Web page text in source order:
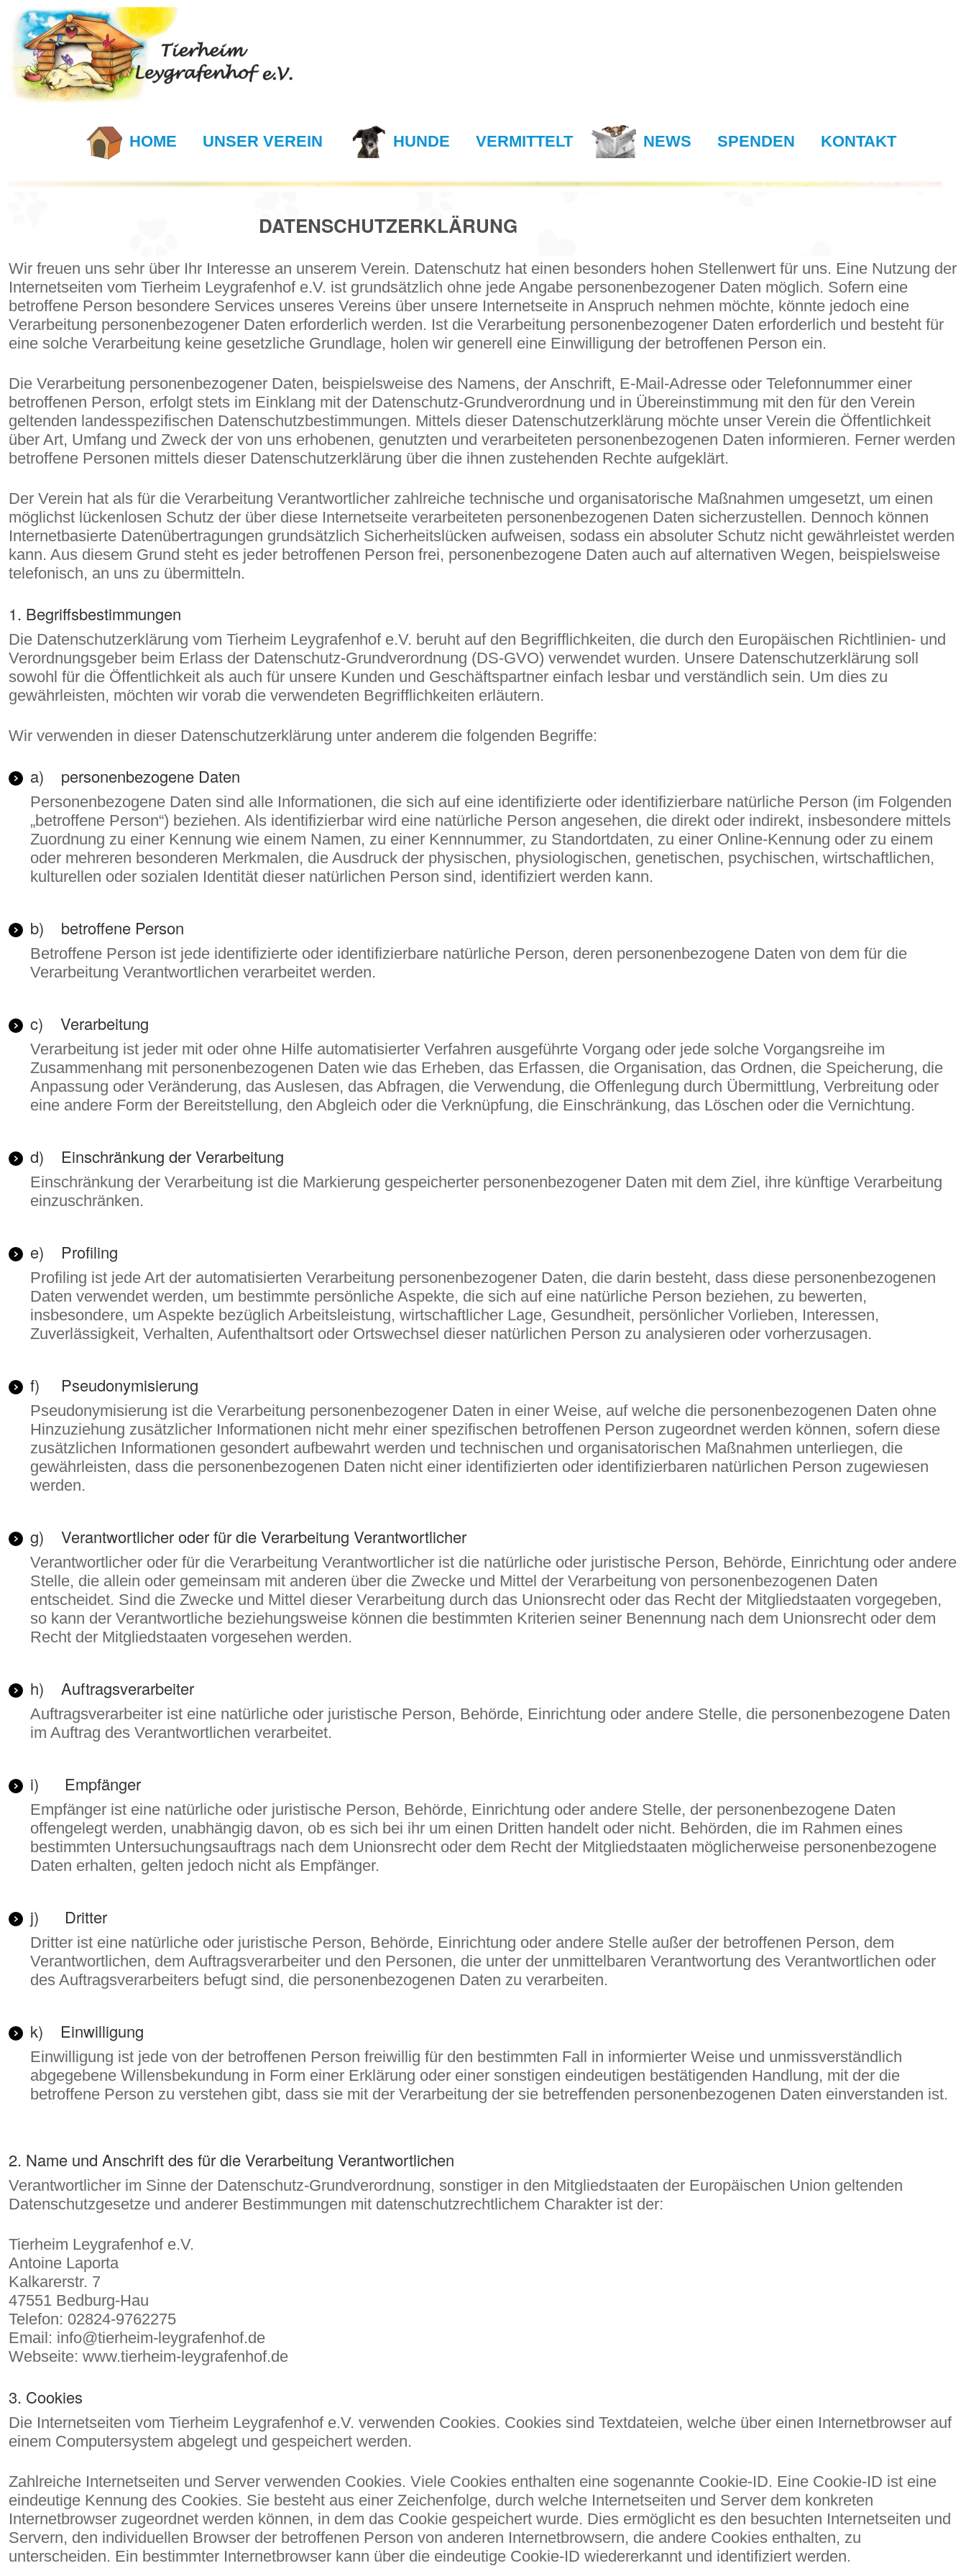
HOME UNSER VEREIN HUNDE VERMITTELT NEWS SPENDEN KONTAKT
DATENSCHUTZERKLÄRUNG
Wir freuen uns sehr über Ihr Interesse an unserem Verein. Datenschutz hat einen besonders hohen Stellenwert für uns. Eine Nutzung der
Internetseiten vom Tierheim Leygrafenhof e.V. ist grundsätzlich ohne jede Angabe personenbezogener Daten möglich. Sofern eine
betroffene Person besondere Services unseres Vereins über unsere Internetseite in Anspruch nehmen möchte, könnte jedoch eine
Verarbeitung personenbezogener Daten erforderlich werden. Ist die Verarbeitung personenbezogener Daten erforderlich und besteht für
eine solche Verarbeitung keine gesetzliche Grundlage, holen wir generell eine Einwilligung der betroffenen Person ein.
Die Verarbeitung personenbezogener Daten, beispielsweise des Namens, der Anschrift, E-Mail-Adresse oder Telefonnummer einer
betroffenen Person, erfolgt stets im Einklang mit der Datenschutz-Grundverordnung und in Übereinstimmung mit den für den Verein
geltenden landesspezifischen Datenschutzbestimmungen. Mittels dieser Datenschutzerklärung möchte unser Verein die Öffentlichkeit
über Art, Umfang und Zweck der von uns erhobenen, genutzten und verarbeiteten personenbezogenen Daten informieren. Ferner werden
betroffene Personen mittels dieser Datenschutzerklärung über die ihnen zustehenden Rechte aufgeklärt.
Der Verein hat als für die Verarbeitung Verantwortlicher zahlreiche technische und organisatorische Maßnahmen umgesetzt, um einen
möglichst lückenlosen Schutz der über diese Internetseite verarbeiteten personenbezogenen Daten sicherzustellen. Dennoch können
Internetbasierte Datenübertragungen grundsätzlich Sicherheitslücken aufweisen, sodass ein absoluter Schutz nicht gewährleistet werden
kann. Aus diesem Grund steht es jeder betroffenen Person frei, personenbezogene Daten auch auf alternativen Wegen, beispielsweise
telefonisch, an uns zu übermitteln.
1. Begriffsbestimmungen
Die Datenschutzerklärung vom Tierheim Leygrafenhof e.V. beruht auf den Begrifflichkeiten, die durch den Europäischen Richtlinien- und
Verordnungsgeber beim Erlass der Datenschutz-Grundverordnung (DS-GVO) verwendet wurden. Unsere Datenschutzerklärung soll
sowohl für die Öffentlichkeit als auch für unsere Kunden und Geschäftspartner einfach lesbar und verständlich sein. Um dies zu
gewährleisten, möchten wir vorab die verwendeten Begrifflichkeiten erläutern.
Wir verwenden in dieser Datenschutzerklärung unter anderem die folgenden Begriffe:
a) personenbezogene Daten
Personenbezogene Daten sind alle Informationen, die sich auf eine identifizierte oder identifizierbare natürliche Person (im Folgenden
„betroffene Person“) beziehen. Als identifizierbar wird eine natürliche Person angesehen, die direkt oder indirekt, insbesondere mittels
Zuordnung zu einer Kennung wie einem Namen, zu einer Kennnummer, zu Standortdaten, zu einer Online-Kennung oder zu einem
oder mehreren besonderen Merkmalen, die Ausdruck der physischen, physiologischen, genetischen, psychischen, wirtschaftlichen,
kulturellen oder sozialen Identität dieser natürlichen Person sind, identifiziert werden kann.
b) betroffene Person
Betroffene Person ist jede identifizierte oder identifizierbare natürliche Person, deren personenbezogene Daten von dem für die
Verarbeitung Verantwortlichen verarbeitet werden.
c) Verarbeitung
Verarbeitung ist jeder mit oder ohne Hilfe automatisierter Verfahren ausgeführte Vorgang oder jede solche Vorgangsreihe im
Zusammenhang mit personenbezogenen Daten wie das Erheben, das Erfassen, die Organisation, das Ordnen, die Speicherung, die
Anpassung oder Veränderung, das Auslesen, das Abfragen, die Verwendung, die Offenlegung durch Übermittlung, Verbreitung oder
eine andere Form der Bereitstellung, den Abgleich oder die Verknüpfung, die Einschränkung, das Löschen oder die Vernichtung.
d) Einschränkung der Verarbeitung
Einschränkung der Verarbeitung ist die Markierung gespeicherter personenbezogener Daten mit dem Ziel, ihre künftige Verarbeitung
einzuschränken.
e) Profiling
Profiling ist jede Art der automatisierten Verarbeitung personenbezogener Daten, die darin besteht, dass diese personenbezogenen
Daten verwendet werden, um bestimmte persönliche Aspekte, die sich auf eine natürliche Person beziehen, zu bewerten,
insbesondere, um Aspekte bezüglich Arbeitsleistung, wirtschaftlicher Lage, Gesundheit, persönlicher Vorlieben, Interessen,
Zuverlässigkeit, Verhalten, Aufenthaltsort oder Ortswechsel dieser natürlichen Person zu analysieren oder vorherzusagen.
f) Pseudonymisierung
Pseudonymisierung ist die Verarbeitung personenbezogener Daten in einer Weise, auf welche die personenbezogenen Daten ohne
Hinzuziehung zusätzlicher Informationen nicht mehr einer spezifischen betroffenen Person zugeordnet werden können, sofern diese
zusätzlichen Informationen gesondert aufbewahrt werden und technischen und organisatorischen Maßnahmen unterliegen, die
gewährleisten, dass die personenbezogenen Daten nicht einer identifizierten oder identifizierbaren natürlichen Person zugewiesen
werden.
g) Verantwortlicher oder für die Verarbeitung Verantwortlicher
Verantwortlicher oder für die Verarbeitung Verantwortlicher ist die natürliche oder juristische Person, Behörde, Einrichtung oder andere
Stelle, die allein oder gemeinsam mit anderen über die Zwecke und Mittel der Verarbeitung von personenbezogenen Daten
entscheidet. Sind die Zwecke und Mittel dieser Verarbeitung durch das Unionsrecht oder das Recht der Mitgliedstaaten vorgegeben,
so kann der Verantwortliche beziehungsweise können die bestimmten Kriterien seiner Benennung nach dem Unionsrecht oder dem
Recht der Mitgliedstaaten vorgesehen werden.
h) Auftragsverarbeiter
Auftragsverarbeiter ist eine natürliche oder juristische Person, Behörde, Einrichtung oder andere Stelle, die personenbezogene Daten
im Auftrag des Verantwortlichen verarbeitet.
i) Empfänger
Empfänger ist eine natürliche oder juristische Person, Behörde, Einrichtung oder andere Stelle, der personenbezogene Daten
offengelegt werden, unabhängig davon, ob es sich bei ihr um einen Dritten handelt oder nicht. Behörden, die im Rahmen eines
bestimmten Untersuchungsauftrags nach dem Unionsrecht oder dem Recht der Mitgliedstaaten möglicherweise personenbezogene
Daten erhalten, gelten jedoch nicht als Empfänger.
j) Dritter
Dritter ist eine natürliche oder juristische Person, Behörde, Einrichtung oder andere Stelle außer der betroffenen Person, dem
Verantwortlichen, dem Auftragsverarbeiter und den Personen, die unter der unmittelbaren Verantwortung des Verantwortlichen oder
des Auftragsverarbeiters befugt sind, die personenbezogenen Daten zu verarbeiten.
k) Einwilligung
Einwilligung ist jede von der betroffenen Person freiwillig für den bestimmten Fall in informierter Weise und unmissverständlich
abgegebene Willensbekundung in Form einer Erklärung oder einer sonstigen eindeutigen bestätigenden Handlung, mit der die
betroffene Person zu verstehen gibt, dass sie mit der Verarbeitung der sie betreffenden personenbezogenen Daten einverstanden ist.
2. Name und Anschrift des für die Verarbeitung Verantwortlichen
Verantwortlicher im Sinne der Datenschutz-Grundverordnung, sonstiger in den Mitgliedstaaten der Europäischen Union geltenden
Datenschutzgesetze und anderer Bestimmungen mit datenschutzrechtlichem Charakter ist der:
Tierheim Leygrafenhof e.V.
Antoine Laporta
Kalkarerstr. 7
47551 Bedburg-Hau
Telefon: 02824-9762275
Email: info@tierheim-leygrafenhof.de
Webseite: www.tierheim-leygrafenhof.de
3. Cookies
Die Internetseiten vom Tierheim Leygrafenhof e.V. verwenden Cookies. Cookies sind Textdateien, welche über einen Internetbrowser auf
einem Computersystem abgelegt und gespeichert werden.
Zahlreiche Internetseiten und Server verwenden Cookies. Viele Cookies enthalten eine sogenannte Cookie-ID. Eine Cookie-ID ist eine
eindeutige Kennung des Cookies. Sie besteht aus einer Zeichenfolge, durch welche Internetseiten und Server dem konkreten
Internetbrowser zugeordnet werden können, in dem das Cookie gespeichert wurde. Dies ermöglicht es den besuchten Internetseiten und
Servern, den individuellen Browser der betroffenen Person von anderen Internetbrowsern, die andere Cookies enthalten, zu
unterscheiden. Ein bestimmter Internetbrowser kann über die eindeutige Cookie-ID wiedererkannt und identifiziert werden.